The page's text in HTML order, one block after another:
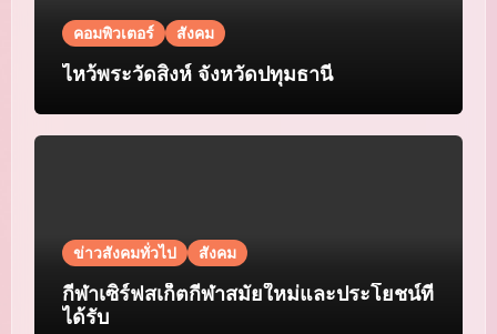
คอมพิวเตอร์ สังคม
ไหว้พระวัดสิงห์ จังหวัดปทุมธานี
ข่าวสังคมทั่วไป สังคม
กีฬาเซิร์ฟสเก็ตกีฬาสมัยใหม่และประโยชน์ที่
ได้รับ